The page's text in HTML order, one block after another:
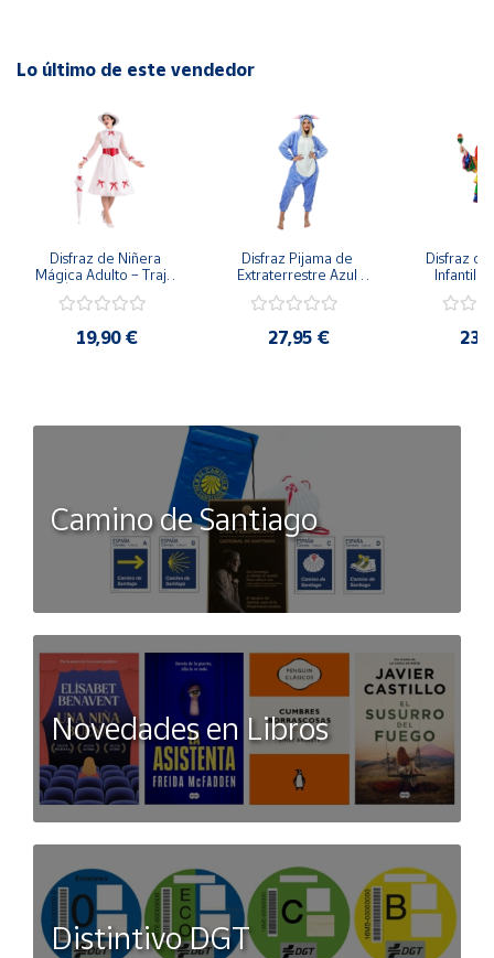
Lo último de este vendedor
Disfraz de Niñera
Mágica Adulto – Traje
de Mary Poppins con
(3 Piezas)
19,90 €
Disfraz Pijama de
Extraterrestre Azul
Kigurumi de
27,95 €
Disfraz de
Infantil –
Camino de Santiago
Novedades en Libros
Distintivo DGT